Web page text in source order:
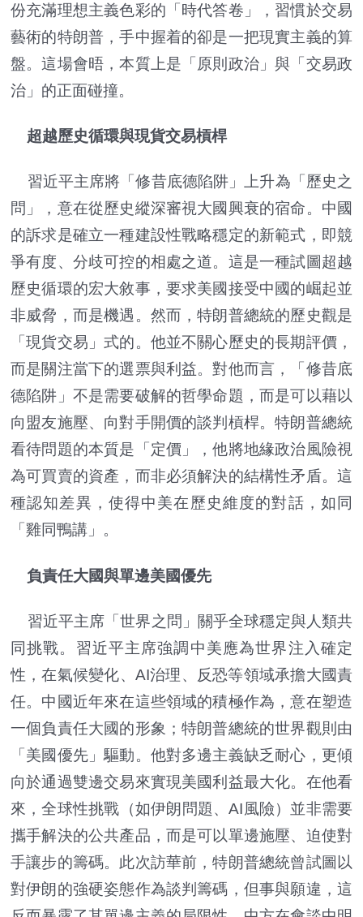
份充滿理想主義色彩的「時代答卷」，習慣於交易
藝術的特朗普，手中握着的卻是一把現實主義的算
盤。這場會晤，本質上是「原則政治」與「交易政
治」的正面碰撞。
超越歷史循環與現貨交易槓桿
習近平主席將「修昔底德陷阱」上升為「歷史之
問」，意在從歷史縱深審視大國興衰的宿命。中國
的訴求是確立一種建設性戰略穩定的新範式，即競
爭有度、分歧可控的相處之道。這是一種試圖超越
歷史循環的宏大敘事，要求美國接受中國的崛起並
非威脅，而是機遇。然而，特朗普總統的歷史觀是
「現貨交易」式的。他並不關心歷史的長期評價，
而是關注當下的選票與利益。對他而言，「修昔底
德陷阱」不是需要破解的哲學命題，而是可以藉以
向盟友施壓、向對手開價的談判槓桿。特朗普總統
看待問題的本質是「定價」，他將地緣政治風險視
為可買賣的資產，而非必須解決的結構性矛盾。這
種認知差異，使得中美在歷史維度的對話，如同
「雞同鴨講」。
負責任大國與單邊美國優先
習近平主席「世界之問」關乎全球穩定與人類共
同挑戰。習近平主席強調中美應為世界注入確定
性，在氣候變化、AI治理、反恐等領域承擔大國責
任。中國近年來在這些領域的積極作為，意在塑造
一個負責任大國的形象；特朗普總統的世界觀則由
「美國優先」驅動。他對多邊主義缺乏耐心，更傾
向於通過雙邊交易來實現美國利益最大化。在他看
來，全球性挑戰（如伊朗問題、AI風險）並非需要
攜手解決的公共產品，而是可以單邊施壓、迫使對
手讓步的籌碼。此次訪華前，特朗普總統曾試圖以
對伊朗的強硬姿態作為談判籌碼，但事與願違，這